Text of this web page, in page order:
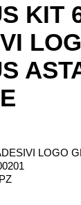
KIT
LOGO
PZ